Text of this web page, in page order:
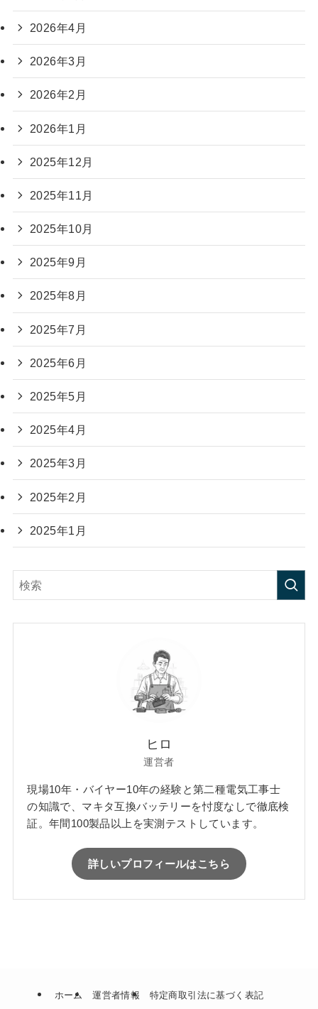
2026年4月
2026年3月
2026年2月
2026年1月
2025年12月
2025年11月
2025年10月
2025年9月
2025年8月
2025年7月
2025年6月
2025年5月
2025年4月
2025年3月
2025年2月
2025年1月
ヒロ
運営者
現場10年・バイヤー10年の経験と第二種電気工事士
の知識で、マキタ互換バッテリーを忖度なしで徹底検
証。年間100製品以上を実測テストしています。
詳しいプロフィールはこちら
ホーム 運営者情報 特定商取引法に基づく表記